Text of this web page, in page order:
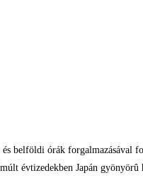
belföldi órák forgalmazásával
évtizedekben Japán